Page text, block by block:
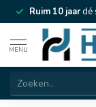
Ruim 10 jaardé
MENU